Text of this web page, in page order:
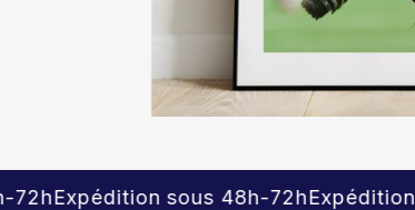
sous 48h-72h Expédition sous 48h-72h